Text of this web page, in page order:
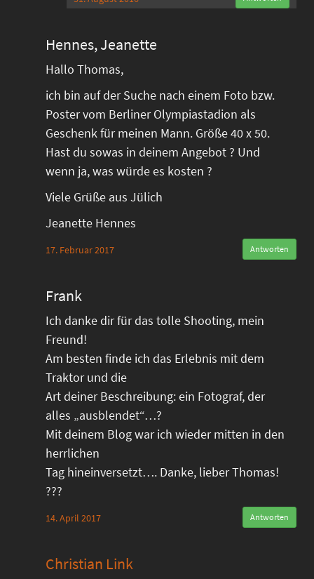
Hennes, Jeanette
Hallo Thomas,
ich bin auf der Suche nach einem Foto bzw.
Poster vom Berliner Olympiastadion als
Geschenk für meinen Mann. Größe 40 x 50.
Hast du sowas in deinem Angebot ? Und
wenn ja, was würde es kosten ?
Viele Grüße aus Jülich
Jeanette Hennes
17. Februar 2017 Antworten
Frank
Ich danke dir für das tolle Shooting, mein
Freund!
Am besten finde ich das Erlebnis mit dem
Traktor und die
Art deiner Beschreibung: ein Fotograf, der
alles „ausblendet“…?
Mit deinem Blog war ich wieder mitten in den
herrlichen
Tag hineinversetzt…. Danke, lieber Thomas!
???
14. April 2017 Antworten
Christian Link